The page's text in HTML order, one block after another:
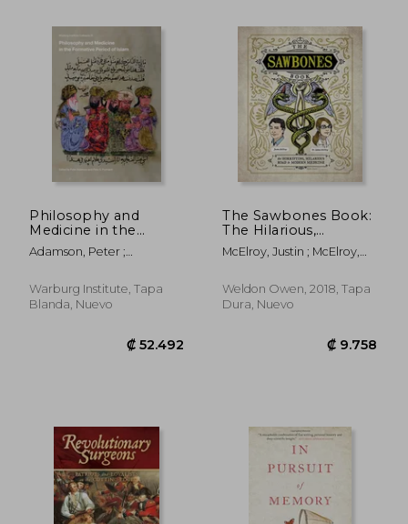
₡ 19.893
Philosophy and
Medicine in the
Formative Period of
Islam: Volume 31 (en
Adamson, Peter ;
Warburg Institute, Tapa
Blanda, Nuevo
The Sawbones Book:
The Hilarious,
Horrifying Road to
Modern Medicine (en
McElroy, Justin ; McElroy,
Weldon Owen, 2018, Tapa
Dura, Nuevo